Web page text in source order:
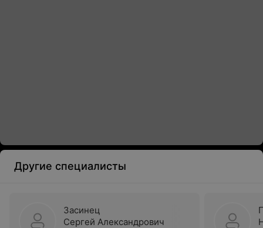
Другие специалисты
Засинец
Сергей Александрович